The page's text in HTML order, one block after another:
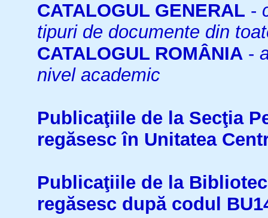
CATALOGUL GENERAL -
tipuri de documente din
CATALOGUL ROMÂNIA -
nivel academic
Publicaţiile de la Secţia
regăsesc în Unitatea
Publicaţiile de la
regăsesc după codul